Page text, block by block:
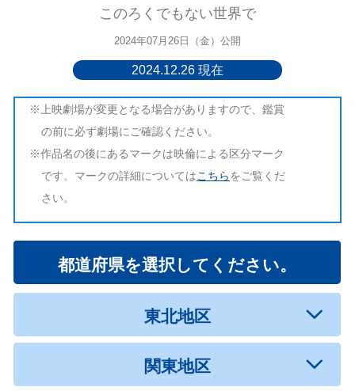
このろくでもない世界で
2024年07月26日（金）公開
2024.12.26 現在
※上映劇場が変更となる場合がありますので、鑑賞
の前に必ず劇場にご確認ください。
※作品名の後にあるマークは映倫による区分マーク
です。マークの詳細についてはこちらをご覧くだ
さい。
都道府県を選択してください。
東北地区
関東地区